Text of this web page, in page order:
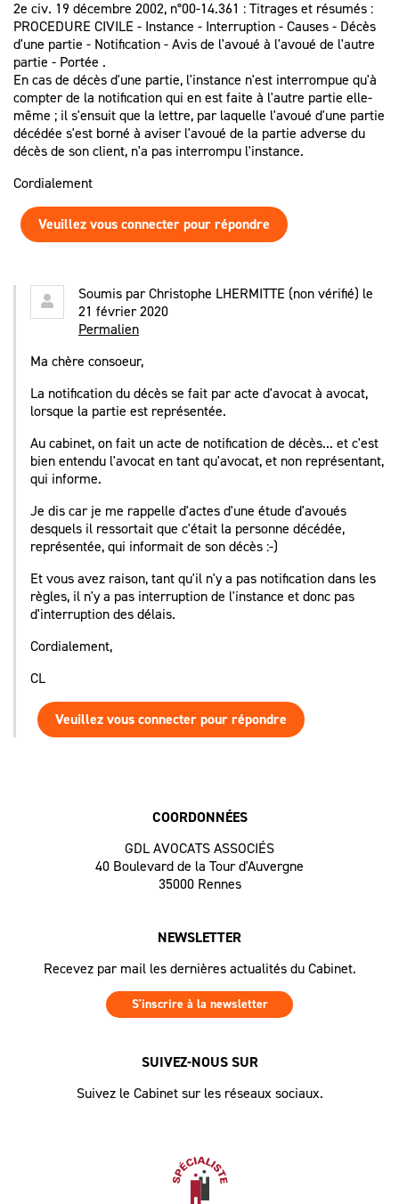
2e civ. 19 décembre 2002, n°00-14.361 : Titrages et résumés :
PROCEDURE CIVILE - Instance - Interruption - Causes - Décès
d'une partie - Notification - Avis de l'avoué à l'avoué de l'autre
partie - Portée .
En cas de décès d'une partie, l'instance n'est interrompue qu'à
compter de la notification qui en est faite à l'autre partie elle-
même ; il s'ensuit que la lettre, par laquelle l'avoué d'une partie
décédée s'est borné à aviser l'avoué de la partie adverse du
décès de son client, n'a pas interrompu l'instance.
Cordialement
Veuillez vous connecter pour répondre
Soumis parChristophe LHERMITTE (non vérifié) le
21 février 2020
Permalien
Ma chère consoeur,
La notification du décès se fait par acte d'avocat à avocat,
lorsque la partie est représentée.
Au cabinet, on fait un acte de notification de décès... et c'est
bien entendu l'avocat en tant qu'avocat, et non représentant,
qui informe.
Je dis car je me rappelle d'actes d'une étude d'avoués
desquels il ressortait que c'était la personne décédée,
représentée, qui informait de son décès :-)
Et vous avez raison, tant qu'il n'y a pas notification dans les
règles, il n'y a pas interruption de l'instance et donc pas
d'interruption des délais.
Cordialement,
CL
Veuillez vous connecter pour répondre
COORDONNÉES
GDL AVOCATS ASSOCIÉS
40 Boulevard de la Tour d'Auvergne
35000 Rennes
NEWSLETTER
Recevez par mail les dernières actualités du Cabinet.
S'inscrire à la newsletter
SUIVEZ-NOUS SUR
Suivez le Cabinet sur les réseaux sociaux.